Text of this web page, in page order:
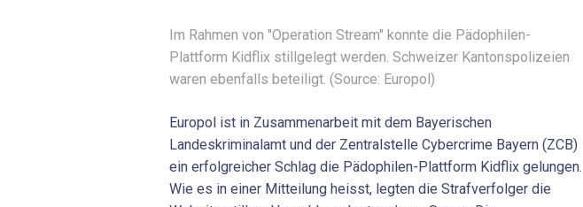
Im Rahmen von "Operation Stream" konnte die Pädophilen-
Plattform Kidflix stillgelegt werden. Schweizer Kantonspolizeien
waren ebenfalls beteiligt. (Source: Europol)
Europol ist in Zusammenarbeit mit dem Bayerischen
Landeskriminalamt und der Zentralstelle Cybercrime Bayern (ZCB)
ein erfolgreicher Schlag die Pädophilen-Plattform Kidflix gelungen.
Wie es in einer Mitteilung heisst, legten die Strafverfolger die